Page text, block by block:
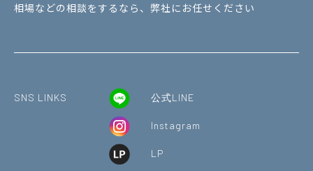
相場などの相談をするなら、弊社にお任せください
SNS LINKS 公式LINE
Instagram
LP